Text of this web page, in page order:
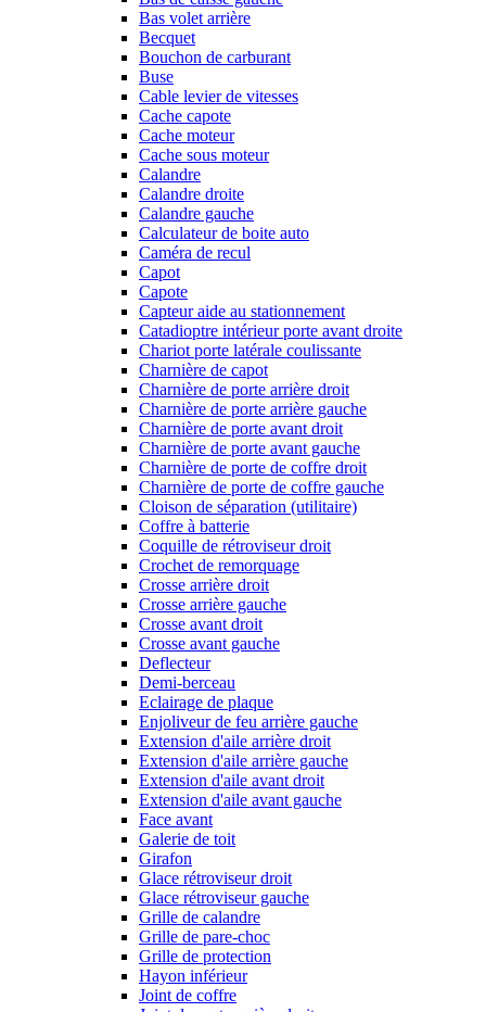
Bas volet arrière
Becquet
Bouchon de carburant
Buse
Cable levier de vitesses
Cache capote
Cache moteur
Cache sous moteur
Calandre
Calandre droite
Calandre gauche
Calculateur de boite auto
Caméra de recul
Capot
Capote
Capteur aide au stationnement
Catadioptre intérieur porte avant droite
Chariot porte latérale coulissante
Charnière de capot
Charnière de porte arrière droit
Charnière de porte arrière gauche
Charnière de porte avant droit
Charnière de porte avant gauche
Charnière de porte de coffre droit
Charnière de porte de coffre gauche
Cloison de séparation (utilitaire)
Coffre à batterie
Coquille de rétroviseur droit
Crochet de remorquage
Crosse arrière droit
Crosse arrière gauche
Crosse avant droit
Crosse avant gauche
Deflecteur
Demi-berceau
Eclairage de plaque
Enjoliveur de feu arrière gauche
Extension d'aile arrière droit
Extension d'aile arrière gauche
Extension d'aile avant droit
Extension d'aile avant gauche
Face avant
Galerie de toit
Girafon
Glace rétroviseur droit
Glace rétroviseur gauche
Grille de calandre
Grille de pare-choc
Grille de protection
Hayon inférieur
Joint de coffre